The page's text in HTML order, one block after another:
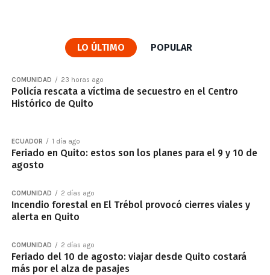
LO ÚLTIMO POPULAR
COMUNIDAD 23 horas ago
Policía rescata a víctima de secuestro en el Centro
Histórico de Quito
ECUADOR 1 día ago
Feriado en Quito: estos son los planes para el 9 y 10 de
agosto
COMUNIDAD 2 días ago
Incendio forestal en El Trébol provocó cierres viales y
alerta en Quito
COMUNIDAD 2 días ago
Feriado del 10 de agosto: viajar desde Quito costará
más por el alza de pasajes